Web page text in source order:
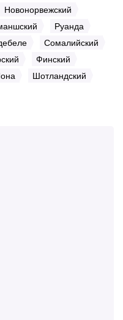
Новонорвежский
Руанда
Сомалийский
Финский
Шотландский